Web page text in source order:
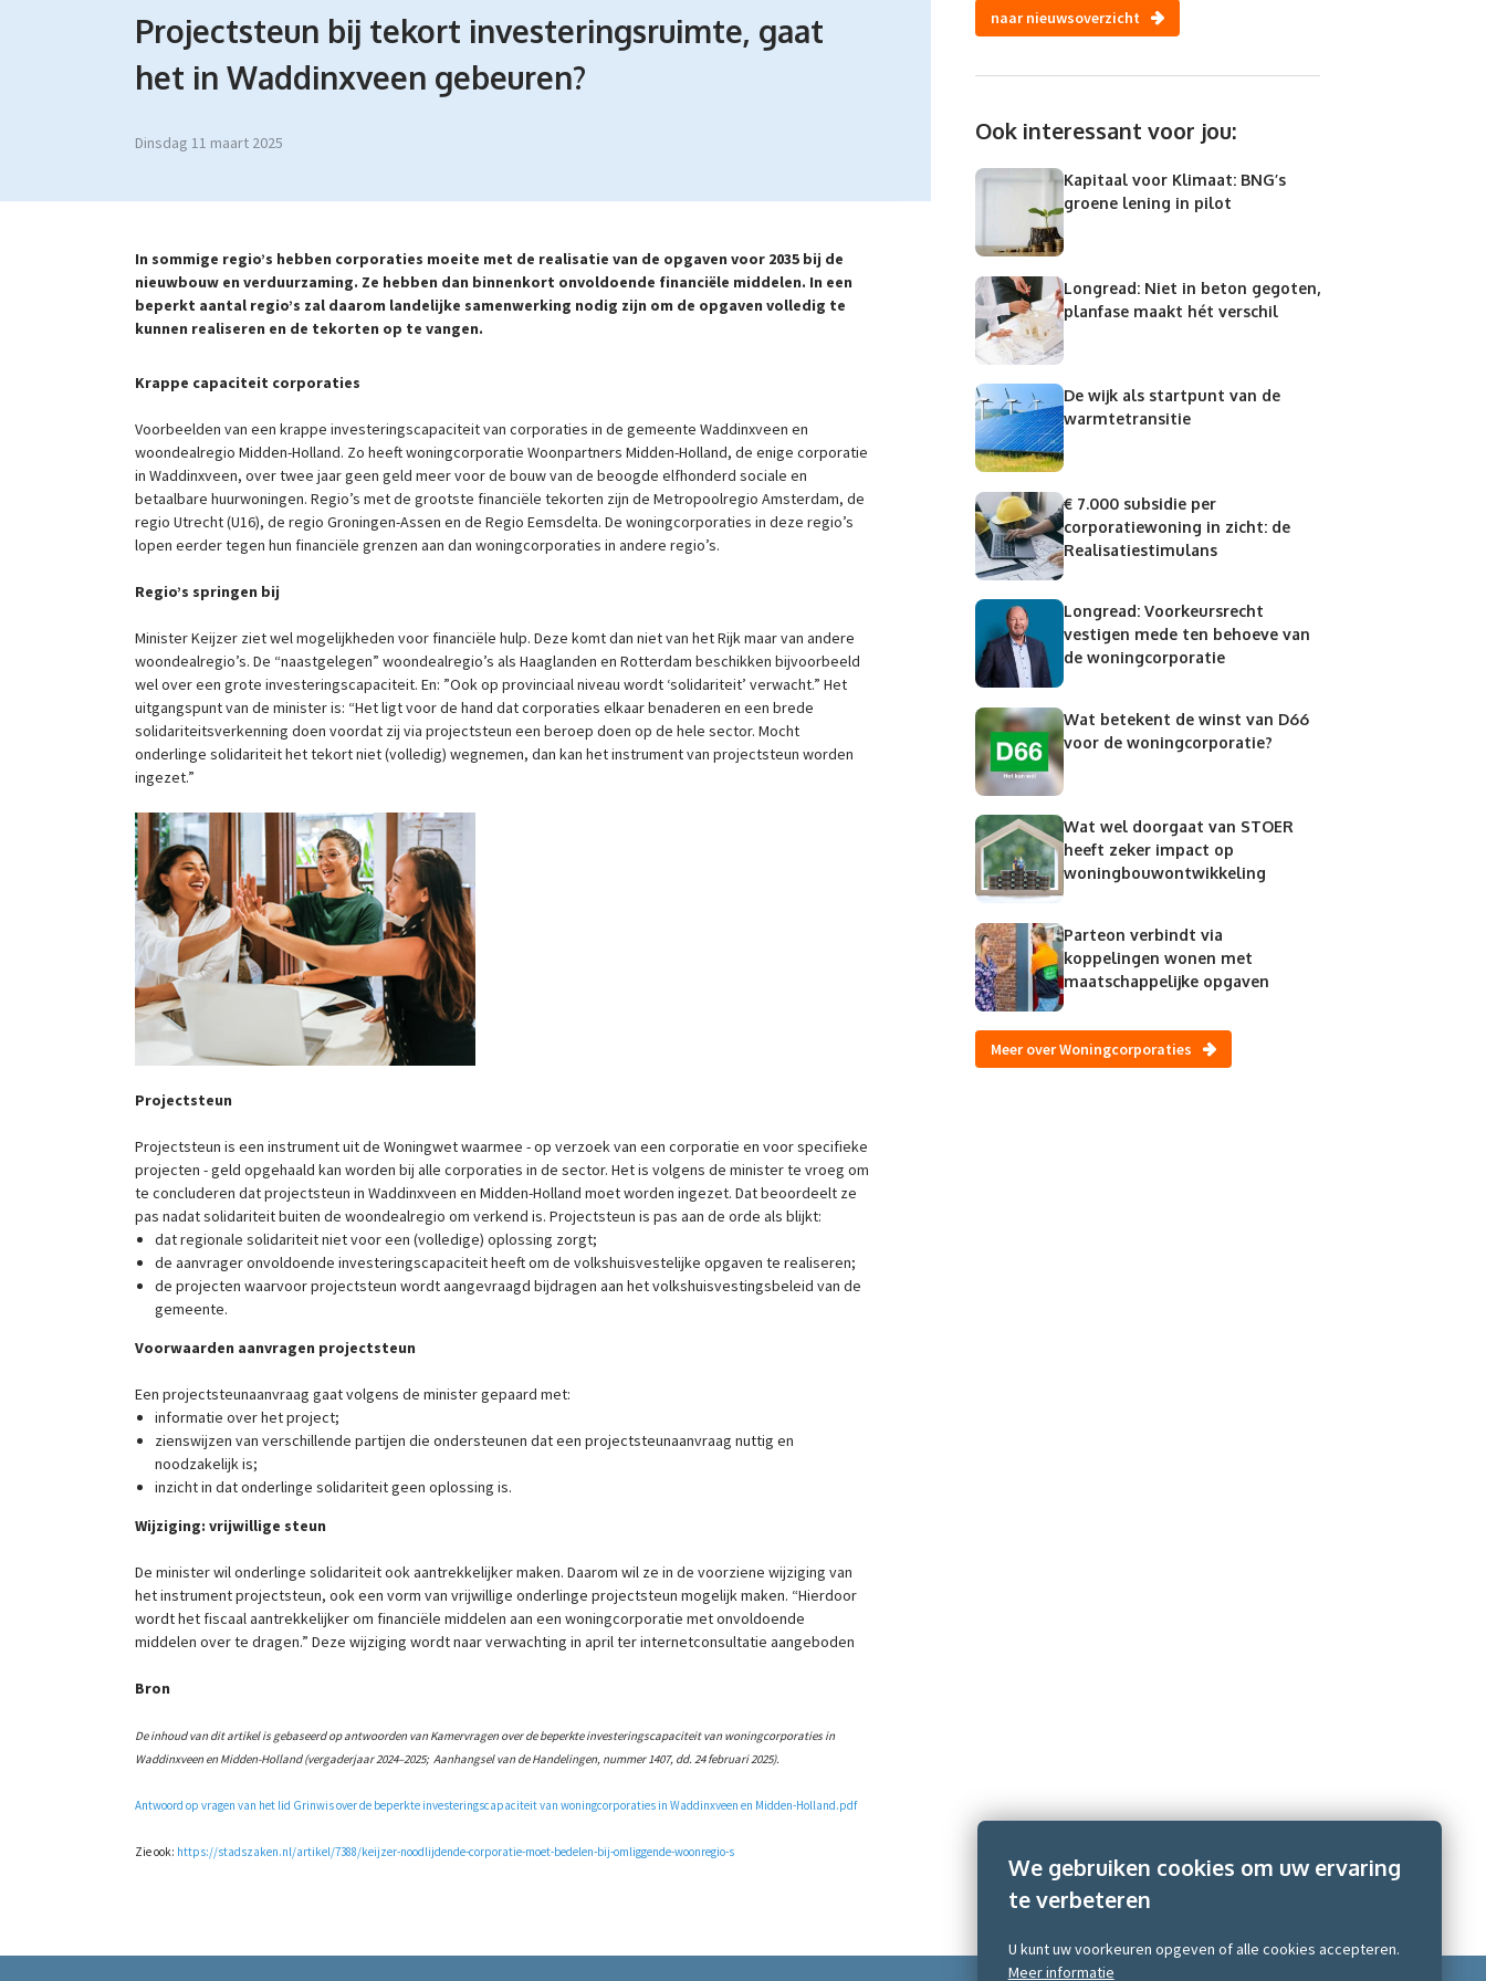
Projectsteun bij tekort investeringsruimte, gaat
het in Waddinxveen gebeuren?
dinsdag 11 maart 2025
In sommige regio’s hebben corporaties moeite met de realisatie van de opgaven voor 2035 bij de
nieuwbouw en verduurzaming. Ze hebben dan binnenkort onvoldoende financiële middelen. In een
beperkt aantal regio’s zal daarom landelijke samenwerking nodig zijn om de opgaven volledig te
kunnen realiseren en de tekorten op te vangen.
Krappe capaciteit corporaties
Voorbeelden van een krappe investeringscapaciteit van corporaties in de gemeente Waddinxveen en
woondealregio Midden-Holland. Zo heeft woningcorporatie Woonpartners Midden-Holland, de enige corporatie
in Waddinxveen, over twee jaar geen geld meer voor de bouw van de beoogde elfhonderd sociale en
betaalbare huurwoningen. Regio’s met de grootste financiële tekorten zijn de Metropoolregio Amsterdam, de
regio Utrecht (U16), de regio Groningen-Assen en de Regio Eemsdelta. De woningcorporaties in deze regio’s
lopen eerder tegen hun financiële grenzen aan dan woningcorporaties in andere regio’s.
Regio’s springen bij
Minister Keijzer ziet wel mogelijkheden voor financiële hulp. Deze komt dan niet van het Rijk maar van andere
woondealregio’s. De “naastgelegen” woondealregio’s als Haaglanden en Rotterdam beschikken bijvoorbeeld
wel over een grote investeringscapaciteit. En: ”Ook op provinciaal niveau wordt ‘solidariteit’ verwacht.” Het
uitgangspunt van de minister is: “Het ligt voor de hand dat corporaties elkaar benaderen en een brede
solidariteitsverkenning doen voordat zij via projectsteun een beroep doen op de hele sector. Mocht
onderlinge solidariteit het tekort niet (volledig) wegnemen, dan kan het instrument van projectsteun worden
ingezet.”
Projectsteun
Projectsteun is een instrument uit de Woningwet waarmee - op verzoek van een corporatie en voor specifieke
projecten - geld opgehaald kan worden bij alle corporaties in de sector. Het is volgens de minister te vroeg om
te concluderen dat projectsteun in Waddinxveen en Midden-Holland moet worden ingezet. Dat beoordeelt ze
pas nadat solidariteit buiten de woondealregio om verkend is. Projectsteun is pas aan de orde als blijkt:
dat regionale solidariteit niet voor een (volledige) oplossing zorgt;
de aanvrager onvoldoende investeringscapaciteit heeft om de volkshuisvestelijke opgaven te realiseren;
de projecten waarvoor projectsteun wordt aangevraagd bijdragen aan het volkshuisvestingsbeleid van de
gemeente.
Voorwaarden aanvragen projectsteun
Een projectsteunaanvraag gaat volgens de minister gepaard met:
informatie over het project;
zienswijzen van verschillende partijen die ondersteunen dat een projectsteunaanvraag nuttig en
noodzakelijk is;
inzicht in dat onderlinge solidariteit geen oplossing is.
Wijziging: vrijwillige steun
De minister wil onderlinge solidariteit ook aantrekkelijker maken. Daarom wil ze in de voorziene wijziging van
het instrument projectsteun, ook een vorm van vrijwillige onderlinge projectsteun mogelijk maken. “Hierdoor
wordt het fiscaal aantrekkelijker om financiële middelen aan een woningcorporatie met onvoldoende
middelen over te dragen.” Deze wijziging wordt naar verwachting in april ter internetconsultatie aangeboden
Bron
De inhoud van dit artikel is gebaseerd op antwoorden van Kamervragen over de beperkte investeringscapaciteit van woningcorporaties in
Waddinxveen en Midden-Holland (vergaderjaar 2024–2025; Aanhangsel van de Handelingen, nummer 1407, dd. 24 februari 2025).
Antwoord op vragen van het lid Grinwis over de beperkte investeringscapaciteit van woningcorporaties in Waddinxveen en Midden-Holland.pdf
Zie ook: https://stadszaken.nl/artikel/7388/keijzer-noodlijdende-corporatie-moet-bedelen-bij-omliggende-woonregio-s
naar nieuwsoverzicht
Ook interessant voor jou:
Kapitaal voor Klimaat: BNG’s
groene lening in pilot
Longread: Niet in beton gegoten,
planfase maakt hét verschil
De wijk als startpunt van de
warmtetransitie
€ 7.000 subsidie per
corporatiewoning in zicht: de
Realisatiestimulans
Longread: Voorkeursrecht
vestigen mede ten behoeve van
de woningcorporatie
Wat betekent de winst van D66
voor de woningcorporatie?
Wat wel doorgaat van STOER
heeft zeker impact op
woningbouwontwikkeling
Parteon verbindt via
koppelingen wonen met
maatschappelijke opgaven
Meer over Woningcorporaties
We gebruiken cookies om uw ervaring
te verbeteren
U kunt uw voorkeuren opgeven of alle cookies accepteren.
Meer informatie